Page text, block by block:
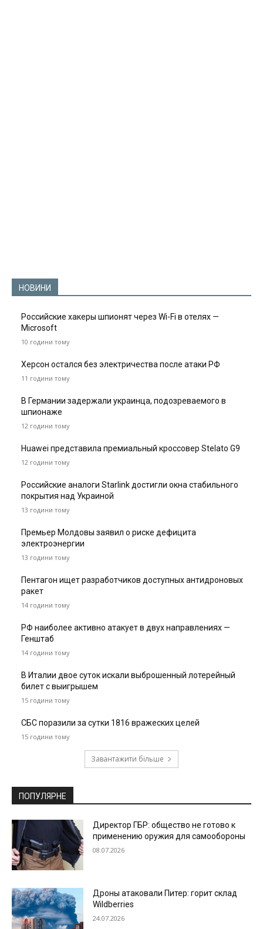
НОВИНИ
Российские хакеры шпионят через Wi-Fi в отелях —
Microsoft
10 години тому
Херсон остался без электричества после атаки РФ
11 години тому
В Германии задержали украинца, подозреваемого в
шпионаже
12 години тому
Huawei представила премиальный кроссовер Stelato G9
12 години тому
Российские аналоги Starlink достигли окна стабильного
покрытия над Украиной
13 години тому
Премьер Молдовы заявил о риске дефицита
электроэнергии
13 години тому
Пентагон ищет разработчиков доступных антидроновых
ракет
14 години тому
РФ наиболее активно атакует в двух направлениях —
Генштаб
14 години тому
В Италии двое суток искали выброшенный лотерейный
билет с выигрышем
15 години тому
СБС поразили за сутки 1816 вражеских целей
15 години тому
Завантажити більше
ПОПУЛЯРНЕ
Директор ГБР: общество не готово к
применению оружия для самообороны
08.07.2026
Дроны атаковали Питер: горит склад
Wildberries
24.07.2026